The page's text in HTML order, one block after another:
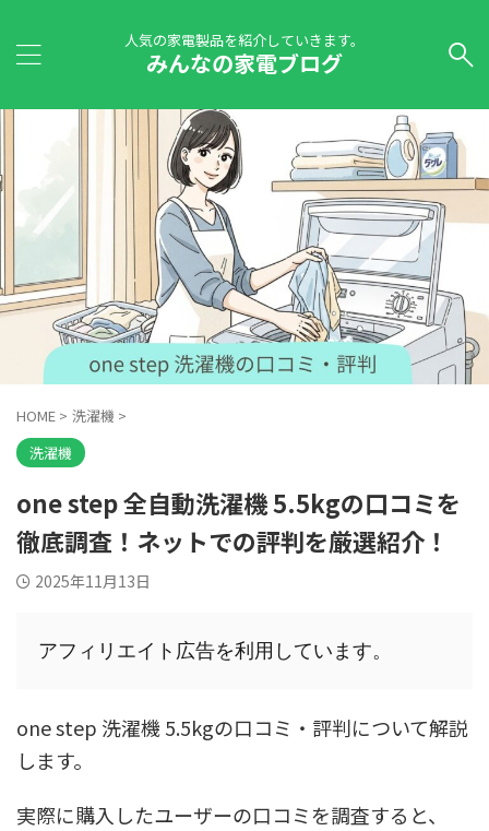
人気の家電製品を紹介していきます。
みんなの家電ブログ
HOME > 洗濯機 >
洗濯機
one step 全自動洗濯機 5.5kgの口コミを
徹底調査！ネットでの評判を厳選紹介！
2025年11月13日
アフィリエイト広告を利用しています。
one step 洗濯機 5.5kgの口コミ・評判について解説
します。
実際に購入したユーザーの口コミを調査すると、